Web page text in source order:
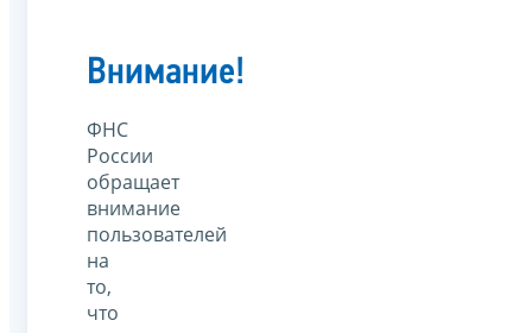
Внимание!
ФНС
России
обращает
внимание
пользователей
на
то,
что